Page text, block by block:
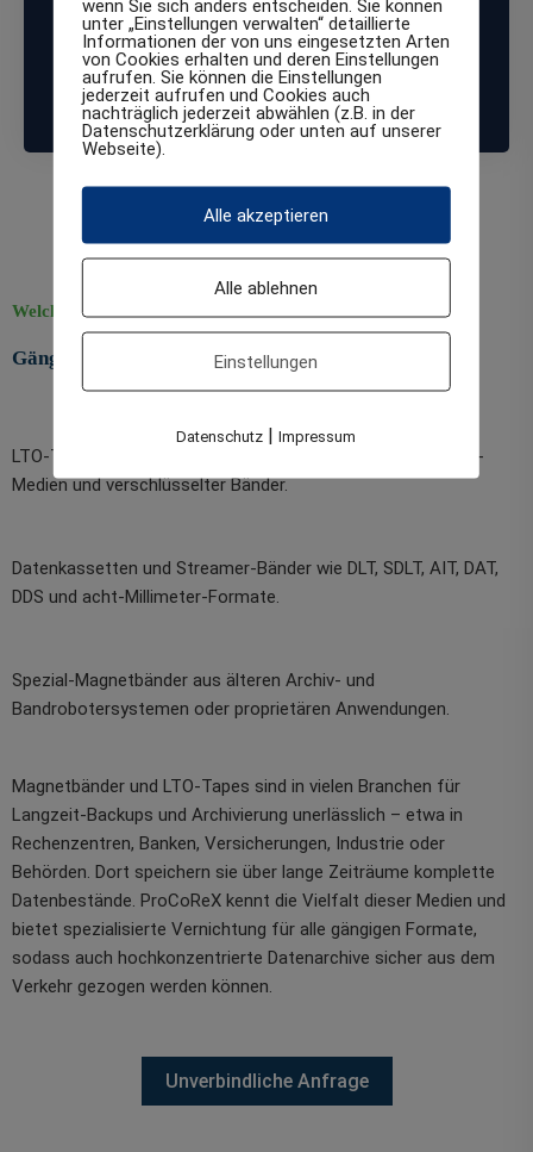
keine personenbezogenen Daten speichern oder nur
in sehr geringem Umfang mit sensiblen
Informationen arbeiten und daher nur eine einfache
Datenvernichtung benötigen.
Welche Bänder wir entsorgen
Gängige Magnetbandtypen und ihre Einsatzbereiche
LTO-Tapes von LTO‑1 bis LTO‑9 und höher, inklusive WORM-
Medien und verschlüsselter Bänder.
Datenkassetten und Streamer-Bänder wie DLT, SDLT, AIT, DAT,
DDS und acht‑Millimeter-Formate.
Spezial-Magnetbänder aus älteren Archiv- und
Bandrobotersystemen oder proprietären Anwendungen.
Magnetbänder und LTO-Tapes sind in vielen Branchen für
Langzeit-Backups und Archivierung unerlässlich – etwa in
Rechenzentren, Banken, Versicherungen, Industrie oder
Behörden. Dort speichern sie über lange Zeiträume komplette
Datenbestände. ProCoReX kennt die Vielfalt dieser Medien und
bietet spezialisierte Vernichtung für alle gängigen Formate,
sodass auch hochkonzentrierte Datenarchive sicher aus dem
Verkehr gezogen werden können.
Unverbindliche Anfrage
wenn Sie sich anders entscheiden. Sie können
unter „Einstellungen verwalten“ detaillierte
Informationen der von uns eingesetzten Arten
von Cookies erhalten und deren Einstellungen
aufrufen. Sie können die Einstellungen
jederzeit aufrufen und Cookies auch
nachträglich jederzeit abwählen (z.B. in der
Datenschutzerklärung oder unten auf unserer
Webseite).
Alle akzeptieren
Alle ablehnen
Einstellungen
Datenschutz |Impressum